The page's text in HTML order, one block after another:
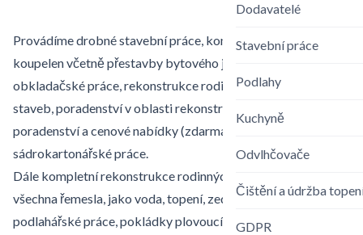
Dodavatelé
Stavební práce
Podlahy
Kuchyně
Odvlhčovače
Čištění a údržba
GDPR
Provádíme drobné stavební práce, kompletní rekonstrukce
koupelen včetně přestavby bytového jádra, zednické práce,
obkladačské práce, rekonstrukce rodinných domů, přípravu
staveb, poradenství v oblasti rekonstrukcí (zdarma),
poradenství a cenové nabídky (zdarma), speciální a
sádrokartonářské práce.
Dále kompletní rekonstrukce rodinných domů (i starších) a
všechna řemesla, jako voda, topení, zednické, obkladačské,
podlahářské práce, pokládky plovoucích podlah, PVC